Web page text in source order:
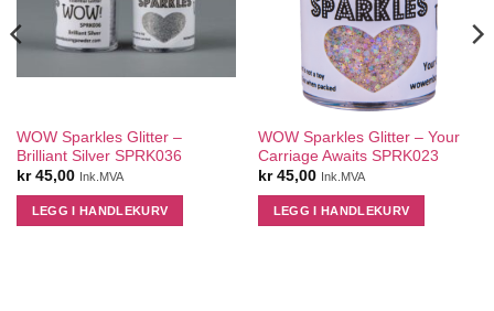
WOW Sparkles Glitter –
Brilliant Silver SPRK036
kr45,00 Ink.MVA
LEGG I HANDLEKURV
WOW Sparkles Glitter – Your
Carriage Awaits SPRK023
kr45,00 Ink.MVA
LEGG I HANDLEKURV